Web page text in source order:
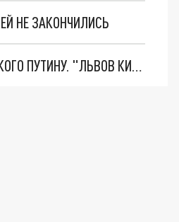
НЕ ЗАКОНЧИЛИСЬ
НОВОЕ МАСШТАБНЕЙШЕЕ НАСТУПЛЕНИЕ. ТРИ УЛЬТИМАТУМА ЗЕЛЕНСКОГО ПУТИНУ. "ЛЬВОВ КИМА" ПОСТАВЯТ НА ПВО? ГЛОБАЛЬНЫЙ ПРОРЫВ ПОД ЗАПОРОЖЬЕМ